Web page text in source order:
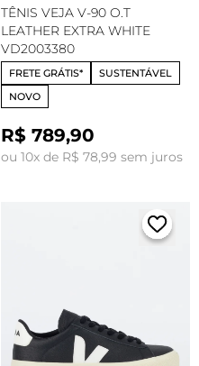
TÊNIS VEJA V-90 O.T
LEATHER EXTRA WHITE
VD2003380
FRETE GRÁTIS*
SUSTENTÁVEL
NOVO
R$ 789,90
ou 10x de R$ 78,99 sem juros